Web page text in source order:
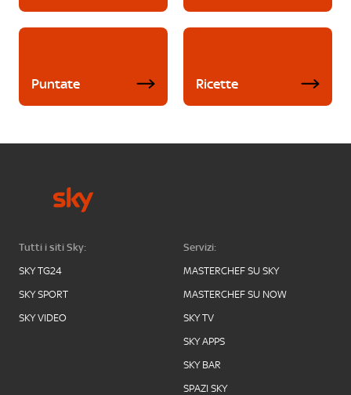
Puntate Ricette
Tutti i siti Sky:
SKY TG24
SKY SPORT
SKY VIDEO
Servizi:
MASTERCHEF SU SKY
MASTERCHEF SU NOW
SKY TV
SKY APPS
SKY BAR
SPAZI SKY